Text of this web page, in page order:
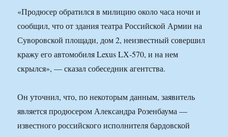
«Продюсер обратился в милицию около часа ночи и
сообщил, что от здания театра Российской Армии на
Суворовской площади, дом 2, неизвестный совершил
кражу его автомобиля Lexus LХ-570, и на нем
скрылся», — сказал собеседник агентства.
Он уточнил, что, по некоторым данным, заявитель
является продюсером Александра Розенбаума —
известного российского исполнителя бардовской